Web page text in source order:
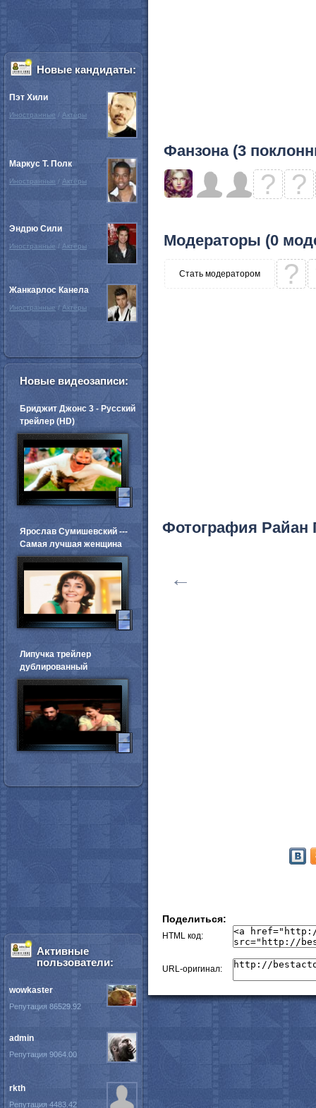
Фанзона (3
? ?
Модераторы (0
Стать модератором ?
Фотография Райан
←
Поделиться:
HTML код:
URL-оригинал:
Новые кандидаты:
Пэт Хили
Иностранные / Актёры
Маркус Т. Полк
Иностранные / Актёры
Эндрю Сили
Иностранные / Актёры
Жанкарлос Канела
Иностранные / Актёры
Новые видеозаписи:
Бриджит Джонс 3 - Русский
трейлер (HD)
Ярослав Сумишевский ---
Самая лучшая женщина
Липучка трейлер
дублированный
Активные
пользователи:
wowkaster
Репутация 86529.92
admin
Репутация 9064.00
rkth
Репутация 4483.42